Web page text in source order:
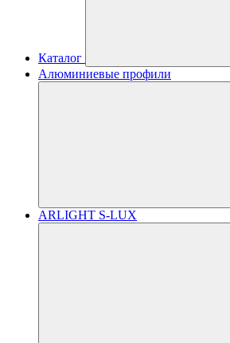
Каталог
Алюминиевые профили
ARLIGHT S-LUX